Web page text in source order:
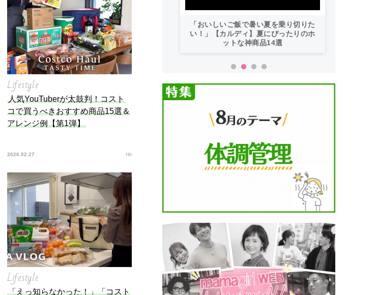
Lifestyle
人気YouTuberが太鼓判！コスト
コで買うべきおすすめ商品15選＆
アレンジ例【第1弾】
2026.02.27 rin
Lifestyle
「えっ知らなかった！」「コスト
今日の星占い
「おいしいご飯で暑い夏を乗り切りた
い！」【カルディ】夏にぴったりのホ
ットな神商品14選